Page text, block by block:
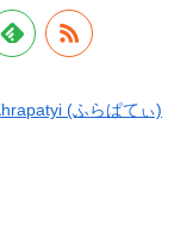
(ふらぱてぃ)